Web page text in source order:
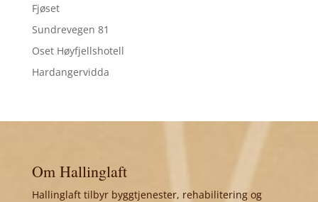
Fjøset
Sundrevegen 81
Oset Høyfjellshotell
Hardangervidda
Om Hallinglaft
Hallinglaft tilbyr byggtjenester, rehabilitering og